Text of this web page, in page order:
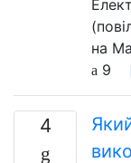
на
9
4